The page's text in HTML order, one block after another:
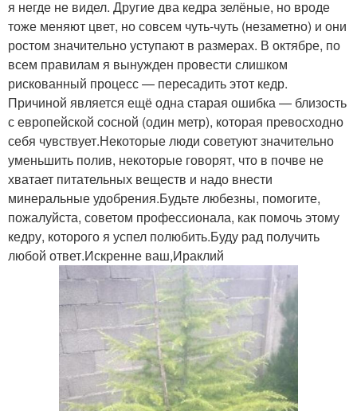
я негде не видел. Другие два кедра зелёные, но вроде
тоже меняют цвет, но совсем чуть-чуть (незаметно) и они
ростом значительно уступают в размерах. В октябре, по
всем правилам я вынужден провести слишком
рискованный процесс — пересадить этот кедр.
Причиной является ещё одна старая ошибка — близость
с европейской сосной (один метр), которая превосходно
себя чувствует.Некоторые люди советуют значительно
уменьшить полив, некоторые говорят, что в почве не
хватает питательных веществ и надо внести
минеральные удобрения.Будьте любезны, помогите,
пожалуйста, советом профессионала, как помочь этому
кедру, которого я успел полюбить.Буду рад получить
любой ответ.Искренне ваш,Ираклий